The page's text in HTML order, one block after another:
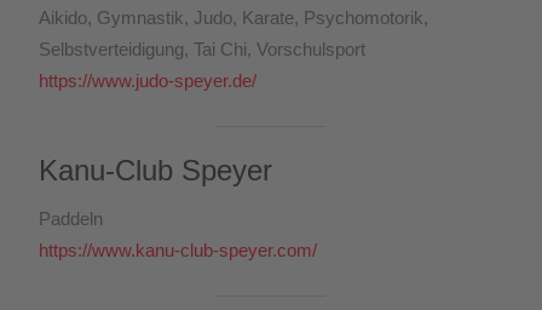
Aikido, Gymnastik, Judo, Karate, Psychomotorik,
Selbstverteidigung, Tai Chi, Vorschulsport
https://www.judo-speyer.de/
Kanu-Club Speyer
Paddeln
https://www.kanu-club-speyer.com/